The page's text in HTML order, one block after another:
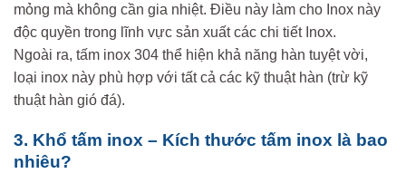
mỏng mà không cần gia nhiệt. Điều này làm cho Inox này
độc quyền trong lĩnh vực sản xuất các chi tiết Inox.
Ngoài ra, tấm inox 304 thể hiện khả năng hàn tuyệt vời,
loại inox này phù hợp với tất cả các kỹ thuật hàn (trừ kỹ
thuật hàn gió đá).
3. Khổ tấm inox – Kích thước tấm inox là bao
nhiêu?